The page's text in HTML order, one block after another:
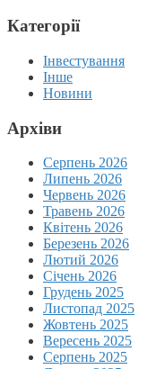
Категорії
Інвестування
Інше
Новини
Архіви
Серпень 2026
Липень 2026
Червень 2026
Травень 2026
Квітень 2026
Березень 2026
Лютий 2026
Січень 2026
Грудень 2025
Листопад 2025
Жовтень 2025
Вересень 2025
Серпень 2025